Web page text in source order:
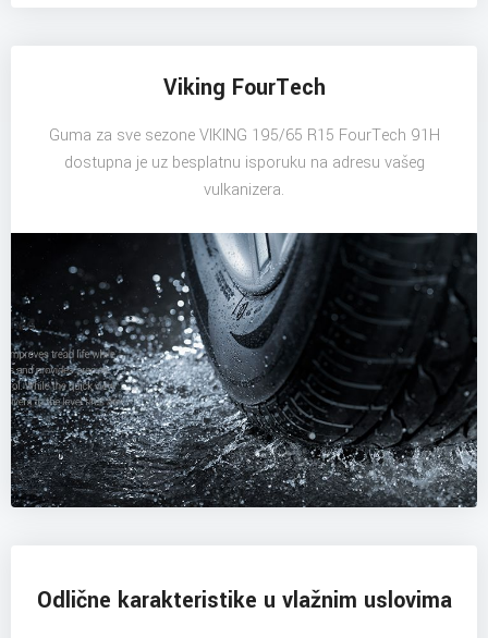
Viking FourTech
Guma za sve sezone VIKING 195/65 R15 FourTech 91H
dostupna je uz besplatnu isporuku na adresu vašeg
vulkanizera.
Odlične karakteristike u vlažnim uslovima